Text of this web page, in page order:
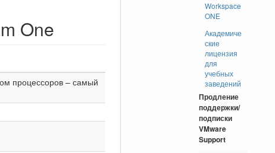
One
процессоров – самый
Workspace
ONE
Академиче
ские
лицензия
для
учебных
заведений
Продление
поддержки/
подписки
VMware
Support